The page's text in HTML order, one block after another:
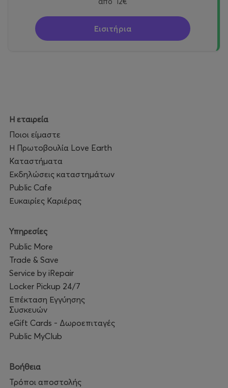
Εισιτήρια
Η εταιρεία
Ποιοι είμαστε
Η Πρωτοβουλία Love Earth
Καταστήματα
Εκδηλώσεις καταστημάτων
Public Cafe
Ευκαιρίες Καριέρας
Υπηρεσίες
Public More
Trade & Save
Service by iRepair
Locker Pickup 24/7
Επέκταση Εγγύησης
Συσκευών
eGift Cards - Δωροεπιταγές
Public MyClub
Βοήθεια
Τρόποι αποστολής